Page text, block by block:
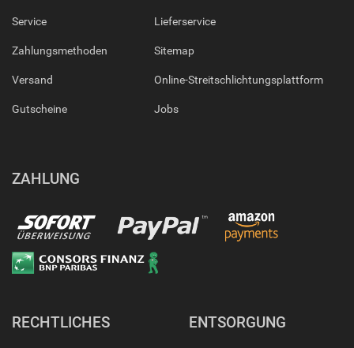
Service
Zahlungsmethoden
Versand
Gutscheine
Lieferservice
Sitemap
Online-Streitschlichtungsplattform
Jobs
ZAHLUNG
RECHTLICHES ENTSORGUNG